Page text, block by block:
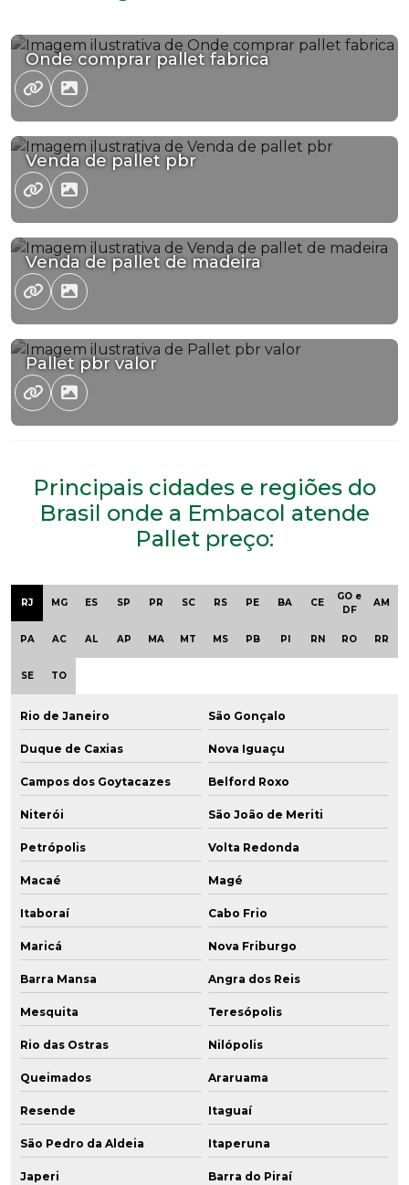
Onde comprar pallet fabrica
Venda de pallet pbr
Venda de pallet de madeira
Pallet pbr valor
Principais cidades e regiões do
Brasil onde a Embacol atende
Pallet preço:
RJ MG ES SP PR SC RS PE BA CE
GO e
DF
AM
PA AC AL AP MA MT MS PB PI RN RO RR
SE TO
Rio de Janeiro São Gonçalo
Duque de Caxias Nova Iguaçu
Campos dos Goytacazes Belford Roxo
Niterói São João de Meriti
Petrópolis Volta Redonda
Macaé Magé
Itaboraí Cabo Frio
Maricá Nova Friburgo
Barra Mansa Angra dos Reis
Mesquita Teresópolis
Rio das Ostras Nilópolis
Queimados Araruama
Resende Itaguaí
São Pedro da Aldeia Itaperuna
Japeri Barra do Piraí